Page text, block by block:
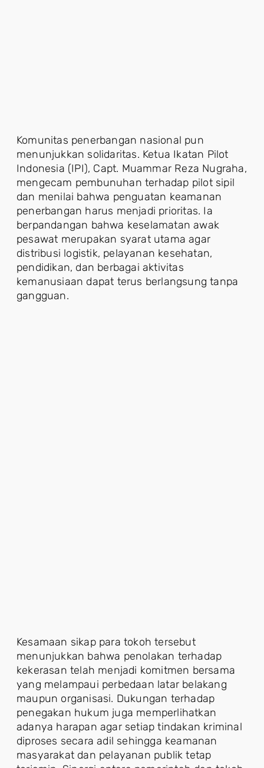
Komunitas penerbangan nasional pun
menunjukkan solidaritas. Ketua Ikatan Pilot
Indonesia (IPI), Capt. Muammar Reza Nugraha,
mengecam pembunuhan terhadap pilot sipil
dan menilai bahwa penguatan keamanan
penerbangan harus menjadi prioritas. Ia
berpandangan bahwa keselamatan awak
pesawat merupakan syarat utama agar
distribusi logistik, pelayanan kesehatan,
pendidikan, dan berbagai aktivitas
kemanusiaan dapat terus berlangsung tanpa
gangguan.
Kesamaan sikap para tokoh tersebut
menunjukkan bahwa penolakan terhadap
kekerasan telah menjadi komitmen bersama
yang melampaui perbedaan latar belakang
maupun organisasi. Dukungan terhadap
penegakan hukum juga memperlihatkan
adanya harapan agar setiap tindakan kriminal
diproses secara adil sehingga keamanan
masyarakat dan pelayanan publik tetap